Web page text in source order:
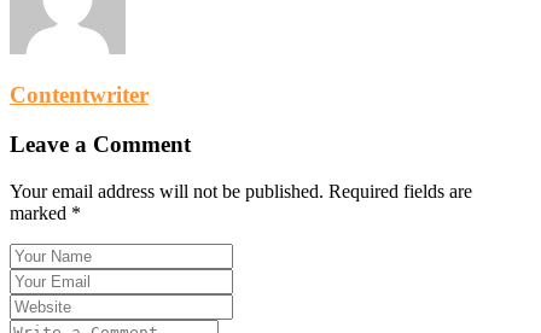
Contentwriter
Leave a Comment
Your email address will not be published. Required fields are
marked *